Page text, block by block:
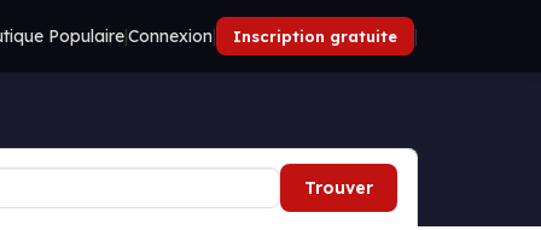
Populaire|Connexion| Inscription gratuite |
Trouver